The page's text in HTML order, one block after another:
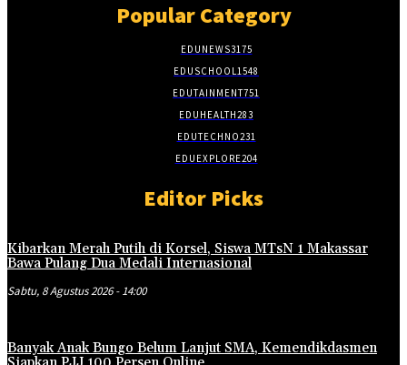
Popular Category
EDUNEWS3175
EDUSCHOOL1548
EDUTAINMENT751
EDUHEALTH283
EDUTECHNO231
EDUEXPLORE204
Editor Picks
Kibarkan Merah Putih di Korsel, Siswa MTsN 1 Makassar
Bawa Pulang Dua Medali Internasional
Sabtu, 8 Agustus 2026 - 14:00
Banyak Anak Bungo Belum Lanjut SMA, Kemendikdasmen